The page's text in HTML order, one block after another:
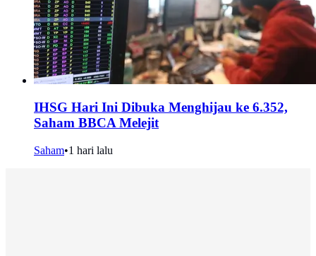
IHSG Hari Ini Dibuka Menghijau ke 6.352,
Saham BBCA Melejit
Saham•1 hari lalu